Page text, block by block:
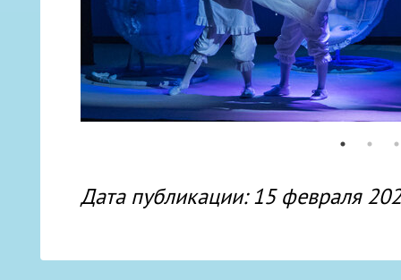
Дата публикации: 15 февраля